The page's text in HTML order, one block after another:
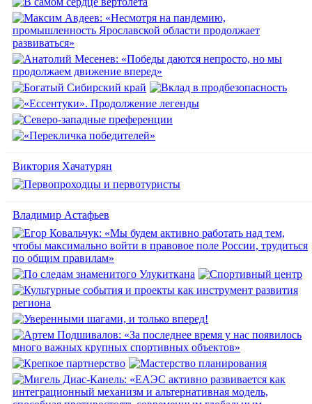
Виктория Хачатурян
Владимир Астафьев